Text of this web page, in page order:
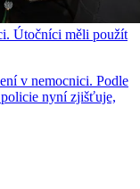
Útočníci měli použít
v nemocnici. Podle
nyní zjišťuje,